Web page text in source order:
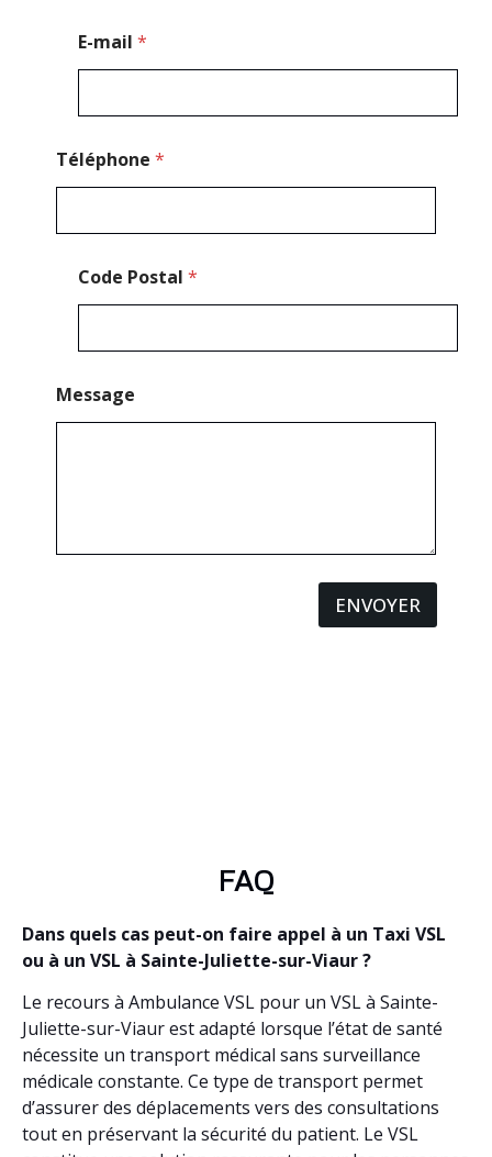
E-mail *
Téléphone *
Code Postal *
Message
ENVOYER
FAQ
Dans quels cas peut-on faire appel à un Taxi VSL
ou à un VSL à Sainte-Juliette-sur-Viaur ?
Le recours à Ambulance VSL pour un VSL à Sainte-
Juliette-sur-Viaur est adapté lorsque l’état de santé
nécessite un transport médical sans surveillance
médicale constante. Ce type de transport permet
d’assurer des déplacements vers des consultations
tout en préservant la sécurité du patient. Le VSL